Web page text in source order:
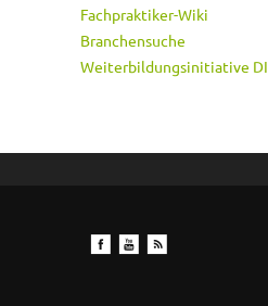
Fachpraktiker-Wiki
Branchensuche
Weiterbildungsinitiative DI